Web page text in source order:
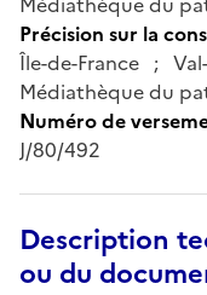
Précision sur la
Île-de-France ;
Médiathèque du
Numéro de
J/80/492
Description
ou du